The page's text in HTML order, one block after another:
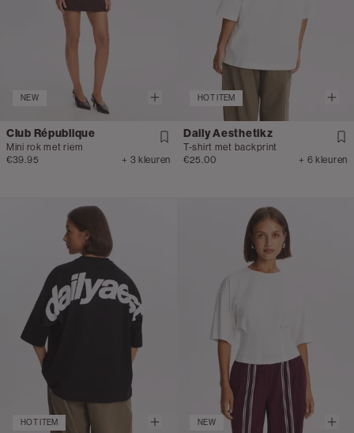
NEW
Club République
Mini rok met riem
€39.95
+ 3 kleuren
HOT ITEM
Daily Aesthetikz
T-shirt met backprint
€25.00
+ 6 kleuren
HOT ITEM NEW